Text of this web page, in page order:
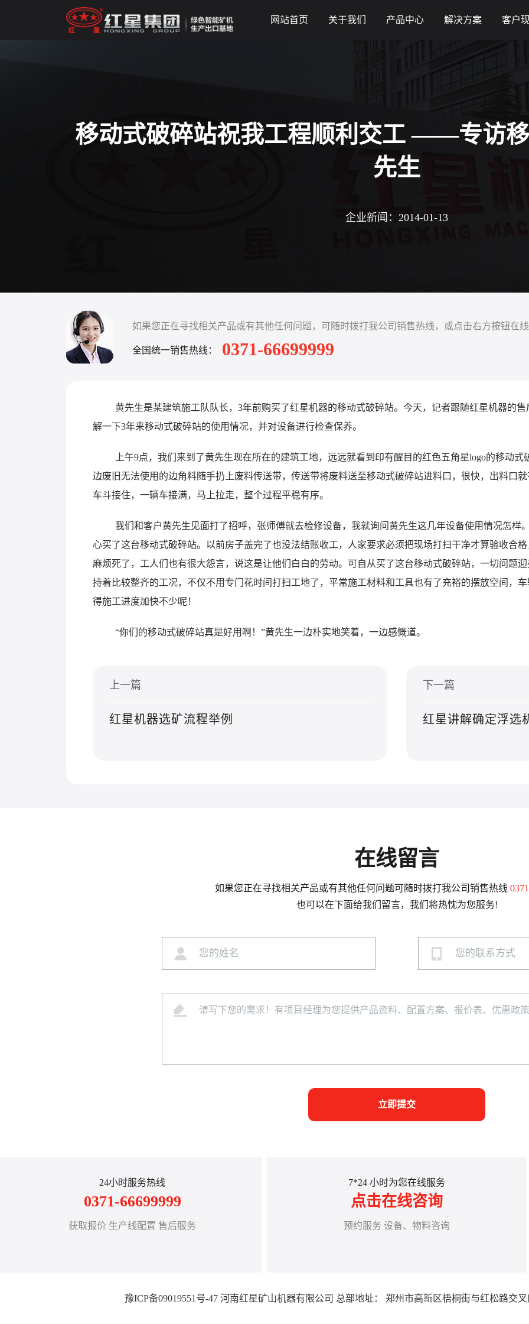
网站首页 关于我们 产品中心 解决方案 客户
移动式破碎站祝我工程顺利交工 ——专访
先生
企业新闻：2014-01-13
如果您正在寻找相关产品或有其他任何问题，可随时拨打我公司销售热线，或点击右方按钮在线
全国统一销售热线： 0371-66699999
黄先生是某建筑施工队队长，3年前购买了红星机器的移动式破碎站。今天，记者跟随红星机器的
解一下3年来移动式破碎站的使用情况，并对设备进行检查保养。
上午9点，我们来到了黄先生现在所在的建筑工地，远远就看到印有醒目的红色五角星logo的移动
边废旧无法使用的边角料随手扔上废料传送带，传送带将废料送至移动式破碎站进料口，很快，出料口
车斗接住，一辆车接满，马上拉走，整个过程平稳有序。
我们和客户黄先生见面打了招呼，张师傅就去检修设备，我就询问黄先生这几年设备使用情况怎样
心买了这台移动式破碎站。以前房子盖完了也没法结账收工，人家要求必须把现场打扫干净才算验收合
麻烦死了，工人们也有很大怨言，说这是让他们白白的劳动。可自从买了这台移动式破碎站，一切问题
持着比较整齐的工况，不仅不用专门花时间打扫工地了，平常施工材料和工具也有了充裕的摆放空间，
得施工进度加快不少呢！
“你们的移动式破碎站真是好用啊！”黄先生一边朴实地笑着，一边感慨道。
上一篇
红星机器选矿流程举例
下一篇
红星讲解确定浮选
在线留言
如果您正在寻找相关产品或有其他任何问题可随时拨打我公司销售热线
也可以在下面给我们留言，我们将热忱为您服务!
立即提交
24小时服务热线
0371-66699999
获取报价 生产线配置 售后服务
7*24 小时为您在线服务
点击在线咨询
预约服务 设备、物料咨询
豫ICP备09019551号-47 河南红星矿山机器有限公司 总部地址： 郑州市高新区梧桐街与红松路交